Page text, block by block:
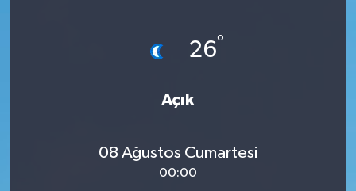
26°
Açık
08 Ağustos Cumartesi
00:00